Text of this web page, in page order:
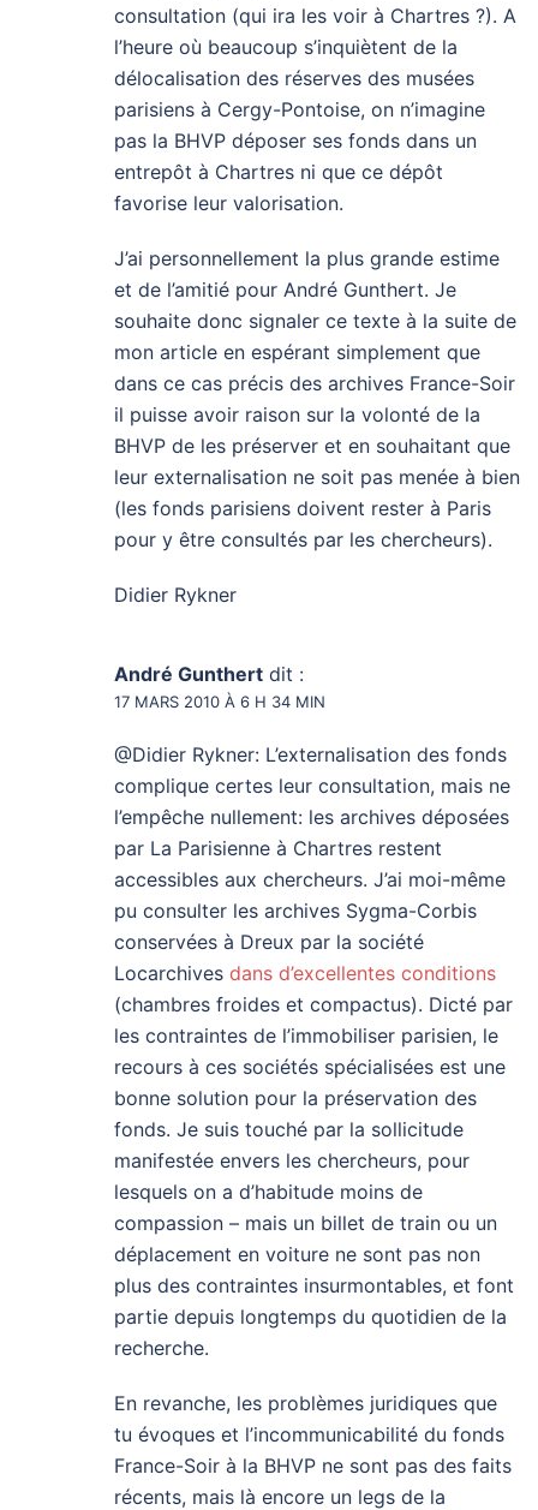
consultation (qui ira les voir à Chartres ?). A
l’heure où beaucoup s’inquiètent de la
délocalisation des réserves des musées
parisiens à Cergy-Pontoise, on n’imagine
pas la BHVP déposer ses fonds dans un
entrepôt à Chartres ni que ce dépôt
favorise leur valorisation.
J’ai personnellement la plus grande estime
et de l’amitié pour André Gunthert. Je
souhaite donc signaler ce texte à la suite de
mon article en espérant simplement que
dans ce cas précis des archives France-Soir
il puisse avoir raison sur la volonté de la
BHVP de les préserver et en souhaitant que
leur externalisation ne soit pas menée à bien
(les fonds parisiens doivent rester à Paris
pour y être consultés par les chercheurs).
Didier Rykner
André Gunthert dit :
17 MARS 2010 À 6 H 34 MIN
@Didier Rykner: L’externalisation des fonds
complique certes leur consultation, mais ne
l’empêche nullement: les archives déposées
par La Parisienne à Chartres restent
accessibles aux chercheurs. J’ai moi-même
pu consulter les archives Sygma-Corbis
conservées à Dreux par la société
Locarchives dans d’excellentes conditions
(chambres froides et compactus). Dicté par
les contraintes de l’immobiliser parisien, le
recours à ces sociétés spécialisées est une
bonne solution pour la préservation des
fonds. Je suis touché par la sollicitude
manifestée envers les chercheurs, pour
lesquels on a d’habitude moins de
compassion – mais un billet de train ou un
déplacement en voiture ne sont pas non
plus des contraintes insurmontables, et font
partie depuis longtemps du quotidien de la
recherche.
En revanche, les problèmes juridiques que
tu évoques et l’incommunicabilité du fonds
France-Soir à la BHVP ne sont pas des faits
récents, mais là encore un legs de la